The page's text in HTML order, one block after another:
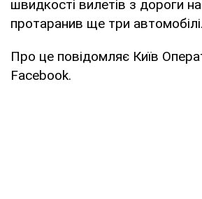
швидкості вилетів з дороги
протаранив ще три автомобілі.
Про це повідомляє Київ
Facebook.